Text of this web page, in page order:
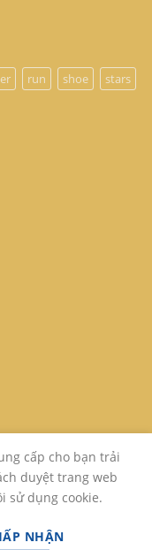
run shoe
stars
cấp cho bạn trải
duyệt trang web
sử dụng cookie.
NHẬN